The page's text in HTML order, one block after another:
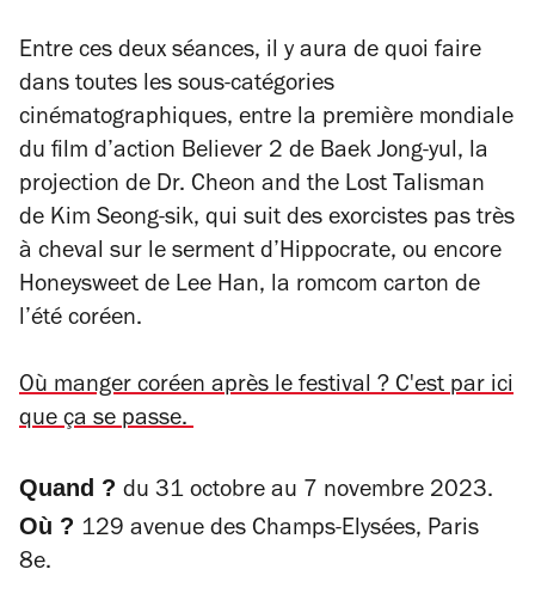
Entre ces deux séances, il y aura de quoi faire
dans toutes les sous-catégories
cinématographiques, entre la première mondiale
du film d’action Believer 2 de Baek Jong-yul, la
projection de Dr. Cheon and the Lost Talisman
de Kim Seong-sik, qui suit des exorcistes pas très
à cheval sur le serment d’Hippocrate, ou encore
Honeysweet de Lee Han, la romcom carton de
l’été coréen.
Où manger coréen après le festival ? C'est par ici
que ça se passe.
Quand ? du 31 octobre au 7 novembre 2023.
Où ? 129 avenue des Champs-Elysées, Paris
8e.